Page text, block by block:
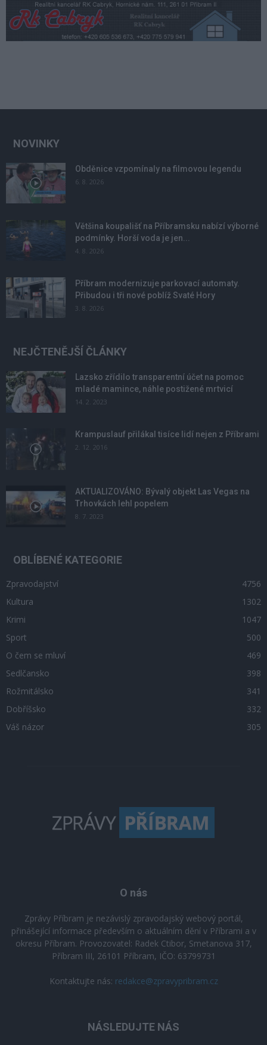
NOVINKY
Obděnice vzpomínaly na filmovou legendu
6. 8. 2026
Většina koupališť na Příbramsku nabízí výborné
podmínky. Horší voda je jen...
4. 8. 2026
Příbram modernizuje parkovací automaty.
Přibudou i tři nové poblíž Svaté Hory
3. 8. 2026
NEJČTENĚJŠÍ ČLÁNKY
Lazsko zřídilo transparentní účet na pomoc
mladé mamince, náhle postižené mrtvicí
14. 2. 2023
Krampuslauf přilákal tisíce lidí nejen z Příbrami
2. 12. 2016
AKTUALIZOVÁNO: Bývalý objekt Las Vegas na
Trhovkách lehl popelem
8. 7. 2023
OBLÍBENÉ KATEGORIE
Zpravodajství
4756
Kultura
1302
Krimi
1047
Sport
500
O čem se mluví
469
Sedlčansko
398
Rožmitálsko
341
Dobříšsko
332
Váš názor
305
O nás
Zprávy Příbram je nezávislý zpravodajský webový portál,
přinášející informace především o aktuálním dění v Příbrami a v
okresu Příbram. Provozovatel: Radek Ctibor, Smetanova 317,
Příbram III, 26101 Příbram, IČO: 63799731
Kontaktujte nás: redakce@zpravypribram.cz
NÁSLEDUJTE NÁS